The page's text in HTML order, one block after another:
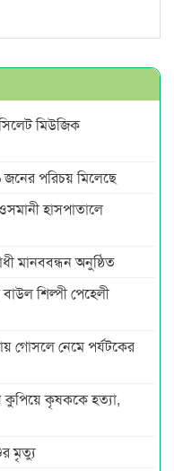
মিউজিক
পরিচয় মিলেছে
হাসপাতালে
মানববন্ধন অনুষ্ঠিত
শিল্পী পেহেলী
গোসলে নেমে পর্যটকের
কুপিয়ে কৃষককে হত্যা,
মৃত্যু